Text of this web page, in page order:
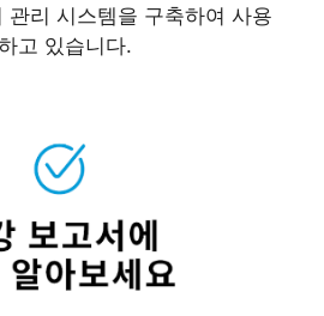
관리 시스템을 구축하여 사용
고 있습니다.